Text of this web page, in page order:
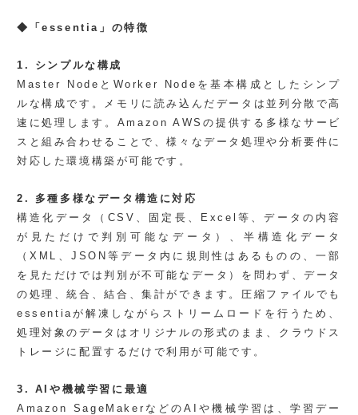
◆「essentia」の特徴
1. シンプルな構成
Master NodeとWorker Nodeを基本構成としたシンプ
ルな構成です。メモリに読み込んだデータは並列分散で高
速に処理します。Amazon AWSの提供する多様なサービ
スと組み合わせることで、様々なデータ処理や分析要件に
対応した環境構築が可能です。
2. 多種多様なデータ構造に対応
構造化データ（CSV、固定長、Excel等、データの内容
が見ただけで判別可能なデータ）、半構造化データ
（XML、JSON等データ内に規則性はあるものの、一部
を見ただけでは判別が不可能なデータ）を問わず、データ
の処理、統合、結合、集計ができます。圧縮ファイルでも
essentiaが解凍しながらストリームロードを行うため、
処理対象のデータはオリジナルの形式のまま、クラウドス
トレージに配置するだけで利用が可能です。
3. AIや機械学習に最適
Amazon SageMakerなどのAIや機械学習は、学習デー